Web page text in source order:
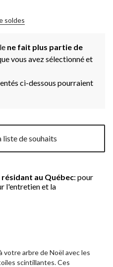
soldes
ne fait plus partie de
vous avez sélectionné et
ci-dessous pourraient
liste de souhaits
au Québec: pour
l'entretien et la
arbre de Noël avec les
scintillantes. Ces